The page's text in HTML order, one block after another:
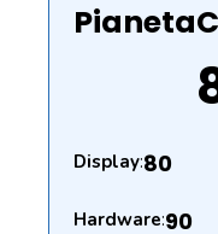
Display:80
Hardware:90